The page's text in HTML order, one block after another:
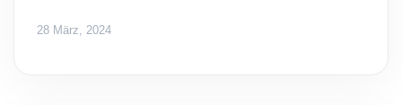
28 März, 2024